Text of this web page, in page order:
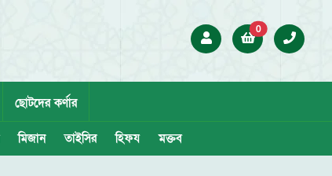
0
ছোটদের কর্ণার
মিজান তাইসির হিফয মক্তব